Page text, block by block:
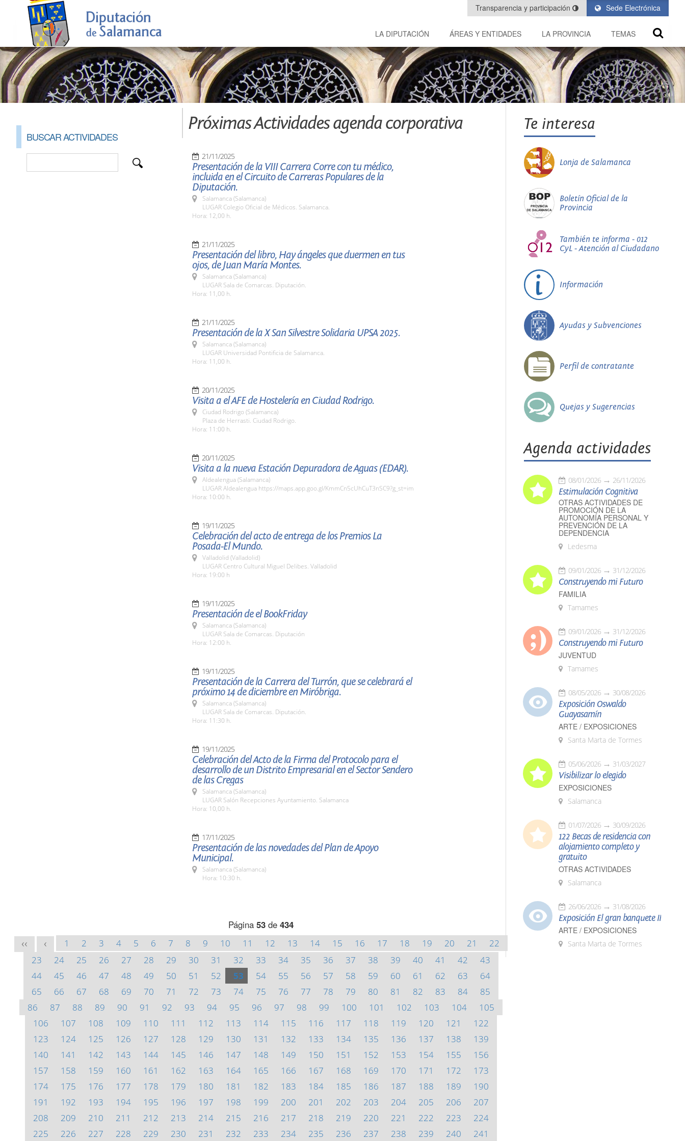
Sede Electrónica
Transparencia y participación
LA DIPUTACIÓN ÁREAS Y ENTIDADES LA PROVINCIA TEMAS
BUSCAR ACTIVIDADES
Próximas Actividades agenda corporativa
21/11/2025
Presentación de la VIII Carrera Corre con tu médico,
incluida en el Circuito de Carreras Populares de la
Diputación.
Salamanca (Salamanca)
LUGAR Colegio Oficial de Médicos. Salamanca.
Hora: 12,00 h.
21/11/2025
Presentación del libro, Hay ángeles que duermen en tus
ojos, de Juan María Montes.
Salamanca (Salamanca)
LUGAR Sala de Comarcas. Diputación.
Hora: 11,00 h.
21/11/2025
Presentación de la X San Silvestre Solidaria UPSA 2025.
Salamanca (Salamanca)
LUGAR Universidad Pontificia de Salamanca.
Hora: 11,00 h.
20/11/2025
Visita a el AFE de Hostelería en Ciudad Rodrigo.
Ciudad Rodrigo (Salamanca)
Plaza de Herrasti. Ciudad Rodrigo.
Hora: 11:00 h.
20/11/2025
Visita a la nueva Estación Depuradora de Aguas (EDAR).
Aldealengua (Salamanca)
LUGAR Aldealengua https://maps.app.goo.gl/KmmCn5cUhCuT3nSC9?g_st=im
Hora: 10:00 h.
19/11/2025
Celebración del acto de entrega de los Premios La
Posada-El Mundo.
Valladolid (Valladolid)
LUGAR Centro Cultural Miguel Delibes. Valladolid
Hora: 19:00 h
19/11/2025
Presentación de el BookFriday
Salamanca (Salamanca)
LUGAR Sala de Comarcas. Diputación
Hora: 12:00 h.
19/11/2025
Presentación de la Carrera del Turrón, que se celebrará el
próximo 14 de diciembre en Miróbriga.
Salamanca (Salamanca)
LUGAR Sala de Comarcas. Diputación.
Hora: 11:30 h.
19/11/2025
Celebración del Acto de la Firma del Protocolo para el
desarrollo de un Distrito Empresarial en el Sector Sendero
de las Cregas
Salamanca (Salamanca)
LUGAR Salón Recepciones Ayuntamiento. Salamanca
Hora: 10,00 h.
17/11/2025
Presentación de las novedades del Plan de Apoyo
Municipal.
Salamanca (Salamanca)
Hora: 10:30 h.
Página 53 de 434
<< < 1 2 3 4 5 6 7 8 9 10 11 12 13 14 15 16 17 18 19 20 21
22
23
24 25 26 27 28 29 30 31 32 33 34 35 36 37 38 39 40 41 42
43
44
45 46 47 48 49 50 51 52 53 54 55 56 57 58 59 60 61 62 63
64
65
66 67 68 69 70 71 72 73 74 75 76 77 78 79 80 81 82 83 84
85
86
87 88 89 90 91 92 93 94 95 96 97 98 99 100 101 102 103 104
105
106
107 108 109 110 111 112 113 114 115 116 117 118 119 120 121
122
123
124 125 126 127 128 129 130 131 132 133 134 135 136 137 138
139
140
141 142 143 144 145 146 147 148 149 150 151 152 153 154 155
156
157
158 159 160 161 162 163 164 165 166 167 168 169 170 171 172
173
174
175 176 177 178 179 180 181 182 183 184 185 186 187 188 189
190
191
192 193 194 195 196 197 198 199 200 201 202 203 204 205 206
207
208
209 210 211 212 213 214 215 216 217 218 219 220 221 222 223
224
225
226 227 228 229 230 231 232 233 234 235 236 237 238 239 240 241
Te interesa
Lonja de Salamanca
Boletín Oficial de la
Provincia
También te informa - 012
CyL - Atención al Ciudadano
Información
Ayudas y Subvenciones
Perfil de contratante
Quejas y Sugerencias
Agenda actividades
08/01/2026 26/11/2026
Estimulación Cognitiva
OTRAS ACTIVIDADES DE
PROMOCIÓN DE LA
AUTONOMÍA PERSONAL Y
PREVENCIÓN DE LA
DEPENDENCIA
Ledesma
09/01/2026 31/12/2026
Construyendo mi Futuro
FAMILIA
Tamames
09/01/2026 31/12/2026
Construyendo mi Futuro
JUVENTUD
Tamames
08/05/2026 30/08/2026
Exposición Oswaldo
Guayasamín
ARTE / EXPOSICIONES
Santa Marta de Tormes
05/06/2026 31/03/2027
Visibilizar lo elegido
EXPOSICIONES
Salamanca
01/07/2026 30/09/2026
122 Becas de residencia con
alojamiento completo y
gratuito
OTRAS ACTIVIDADES
Salamanca
26/06/2026 31/08/2026
Exposición El gran banquete II
ARTE / EXPOSICIONES
Santa Marta de Tormes